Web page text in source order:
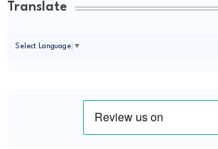
Translate
Select Language ▼